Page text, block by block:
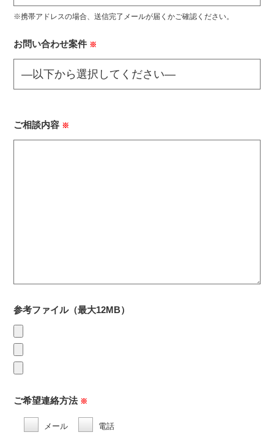
※携帯アドレスの場合、送信完了メールが届くかご確認ください。
お問い合わせ案件 ※
ご相談内容 ※
参考ファイル（最大12MB）
ご希望連絡方法 ※
メール 電話